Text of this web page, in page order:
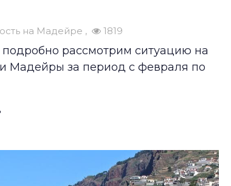
на Мадейре 1819
рассмотрим ситуацию на
Мадейры за период с февраля по